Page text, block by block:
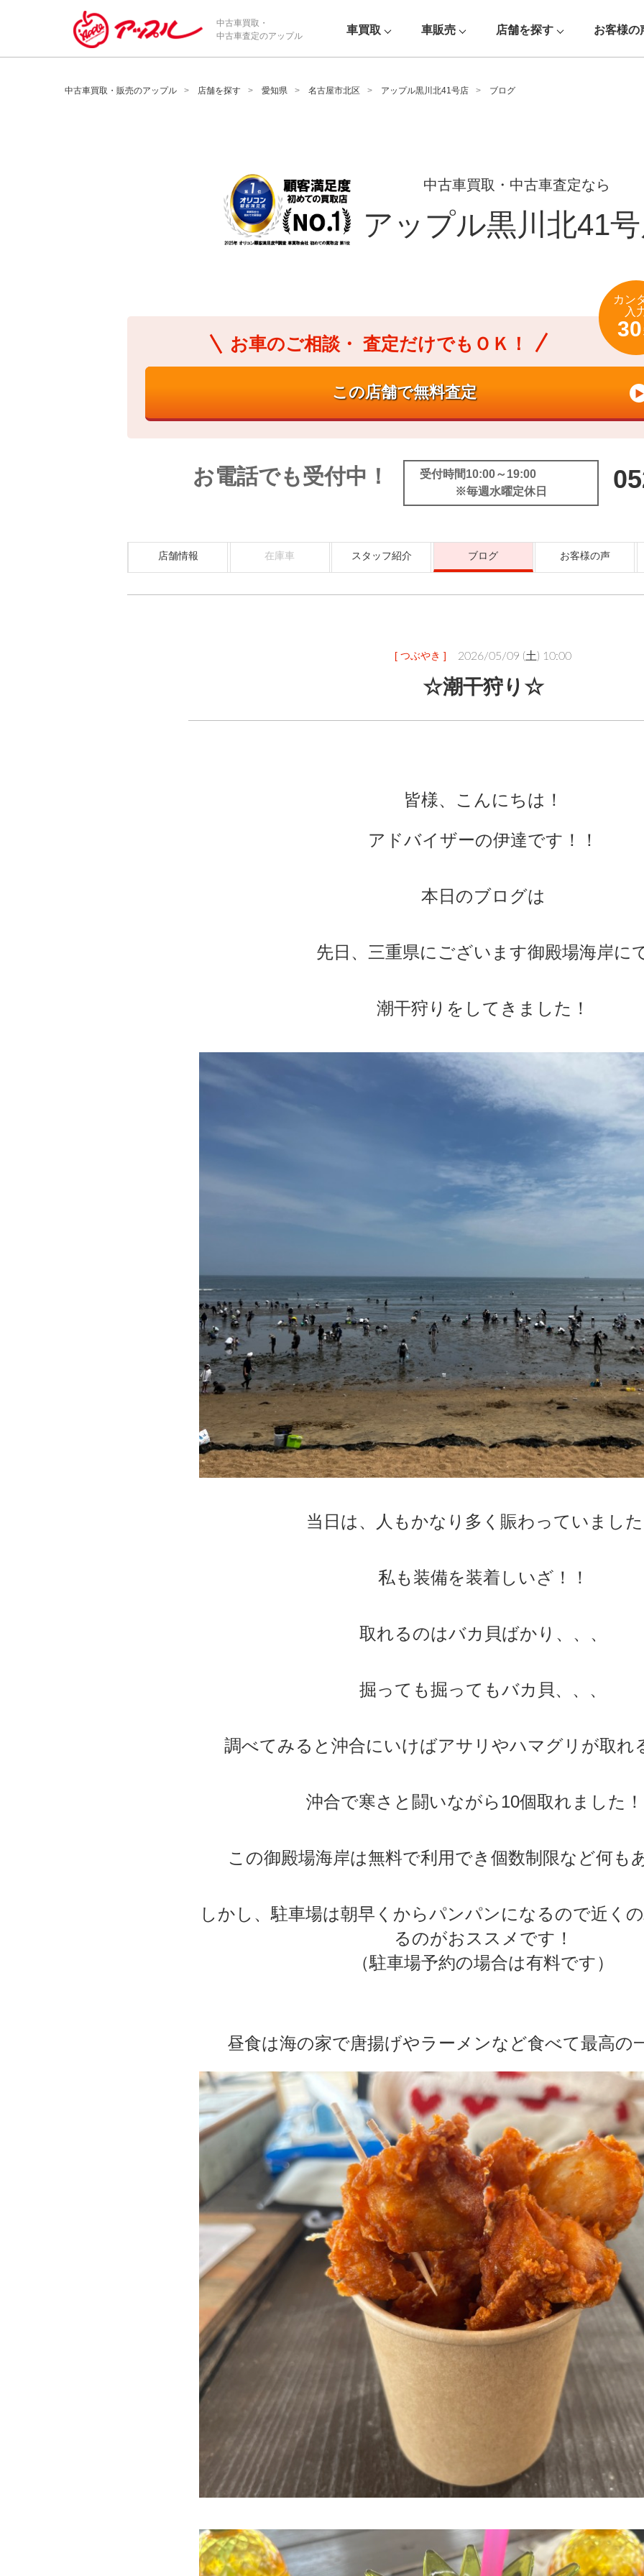
/*ABテスト_新規査定フォームの為のCVボタン*/
中古車買取・
中古車査定のアップル
車買取 車販売 店舗を探す お客様の
中古車買取・販売のアップル 店舗を探す 愛知県 名古屋市北区 アップル黒川北41号店 ブログ
中古車買取・中古車査定なら
アップル黒川北41
お車のご相談・ 査定だけでもＯＫ！
カン
入
30
お電話でも受付中！
受付時間10:00～19:00
※毎週水曜定休日
店舗情報 在庫車 スタッフ紹介 ブログ お客様の声
[ つぶやき ] 2026/05/09 (土) 10:00
☆潮干狩り☆
皆様、こんにちは！
アドバイザーの伊達です！！
本日のブログは
先日、三重県にございます御殿場海岸に
潮干狩りをしてきました！
当日は、人もかなり多く賑わっていまし
私も装備を装着しいざ！！
取れるのはバカ貝ばかり、、、
掘っても掘ってもバカ貝、、、
調べてみると沖合にいけばアサリやハマグリが取れ
沖合で寒さと闘いながら10個取れました
この御殿場海岸は無料で利用でき個数制限など何も
しかし、駐車場は朝早くからパンパンになるので近く
るのがおススメです！
（駐車場予約の場合は有料です）
昼食は海の家で唐揚げやラーメンなど食べて最高の